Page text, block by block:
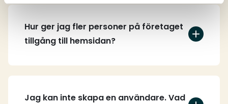
Hur ger jag fler personer på företaget
tillgång till hemsidan?
Jag kan inte skapa en användare. Vad